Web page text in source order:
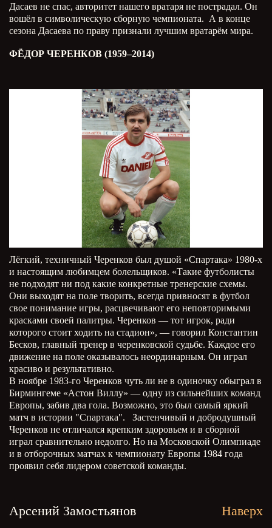
Дасаев не спас, авторитет нашего вратаря не пострадал. Он
вошёл в символическую сборную чемпионата. А в конце
сезона Дасаева по праву признали лучшим вратарём мира.
ФЁДОР ЧЕРЕНКОВ (1959–2014)
Лёгкий, техничный Черенков был душой «Спартака» 1980-х
и настоящим любимцем болельщиков. «Такие футболисты
не подходят ни под какие конкретные тренерские схемы.
Они выходят на поле творить, всегда привносят в футбол
свое понимание игры, расцвечивают его неповторимыми
красками своей палитры. Черенков — тот игрок, ради
которого стоит ходить на стадион», — говорил Константин
Бесков, главный тренер в черенковской судьбе. Каждое его
движение на поле оказывалось неординарным. Он играл
красиво и результативно.
В ноябре 1983-го Черенков чуть ли не в одиночку обыграл в
Бирмингеме «Астон Виллу» — одну из сильнейших команд
Европы, забив два гола. Возможно, это был самый яркий
матч в истории "Спартака". Застенчивый и добродушный
Черенков не отличался крепким здоровьем и в сборной
играл сравнительно недолго. Но на Московской Олимпиаде
и в отборочных матчах к чемпионату Европы 1984 года
проявил себя лидером советской команды.
Арсений Замостьянов Наверх